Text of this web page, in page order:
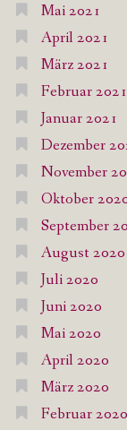
Mai 2021
April 2021
März 2021
Februar 2021
Januar 2021
Dezember
November
Oktober
September
August 2020
Juli 2020
Juni 2020
Mai 2020
April 2020
März 2020
Februar 2020